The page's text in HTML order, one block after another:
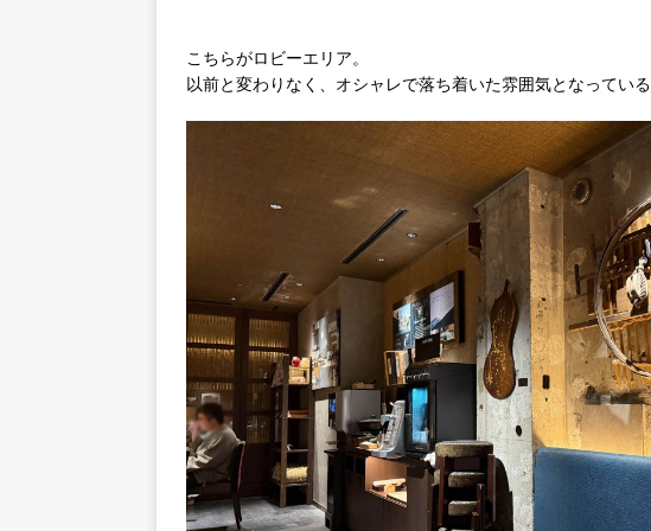
こちらがロビーエリア。
以前と変わりなく、オシャレで落ち着いた雰囲気となっている